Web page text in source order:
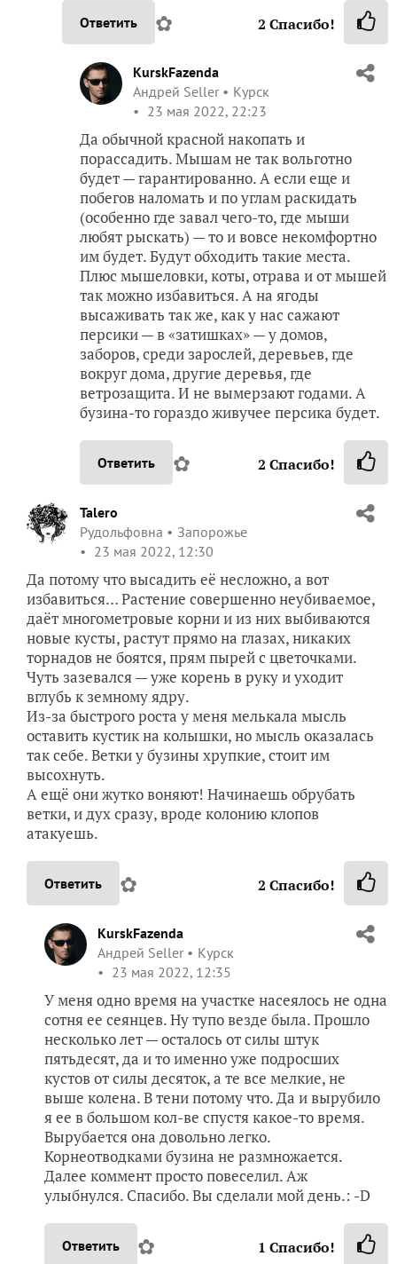
Ответить ✿ 2 Спасибо!
KurskFazenda
Андрей Seller
Курск
23 мая 2022, 22:23
Да обычной красной накопать и
порассадить. Мышам не так вольготно
будет — гарантированно. А если еще и
побегов наломать и по углам раскидать
(особенно где завал чего-то, где мыши
любят рыскать) — то и вовсе некомфортно
им будет. Будут обходить такие места.
Плюс мышеловки, коты, отрава и от мышей
так можно избавиться. А на ягоды
высаживать так же, как у нас сажают
персики — в «затишках» — у домов,
заборов, среди зарослей, деревьев, где
вокруг дома, другие деревья, где
ветрозащита. И не вымерзают годами. А
бузина-то гораздо живучее персика будет.
Ответить ✿ 2 Спасибо!
Talero
Рудольфовна
Запорожье
23 мая 2022, 12:30
Да потому что высадить её несложно, а вот
избавиться… Растение совершенно неубиваемое,
даёт многометровые корни и из них выбиваются
новые кусты, растут прямо на глазах, никаких
торнадов не боятся, прям пырей с цветочками.
Чуть зазевался — уже корень в руку и уходит
вглубь к земному ядру.
Из-за быстрого роста у меня мелькала мысль
оставить кустик на колышки, но мысль оказалась
так себе. Ветки у бузины хрупкие, стоит им
высохнуть.
А ещё они жутко воняют! Начинаешь обрубать
ветки, и дух сразу, вроде колонию клопов
атакуешь.
Ответить ✿ 2 Спасибо!
KurskFazenda
Андрей Seller
Курск
23 мая 2022, 12:35
У меня одно время на участке насеялось не одна
сотня ее сеянцев. Ну тупо везде была. Прошло
несколько лет — осталось от силы штук
пятьдесят, да и то именно уже подросших
кустов от силы десяток, а те все мелкие, не
выше колена. В тени потому что. Да и вырубило
я ее в большом кол-ве спустя какое-то время.
Вырубается она довольно легко.
Корнеотводками бузина не размножается.
Далее коммент просто повеселил. Аж
улыбнулся. Спасибо. Вы сделали мой день.: -D
Ответить ✿ 1 Спасибо!